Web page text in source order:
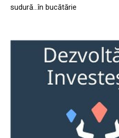
sudură…în bucătărie